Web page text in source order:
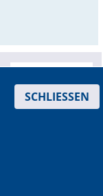
SCHLIESSEN